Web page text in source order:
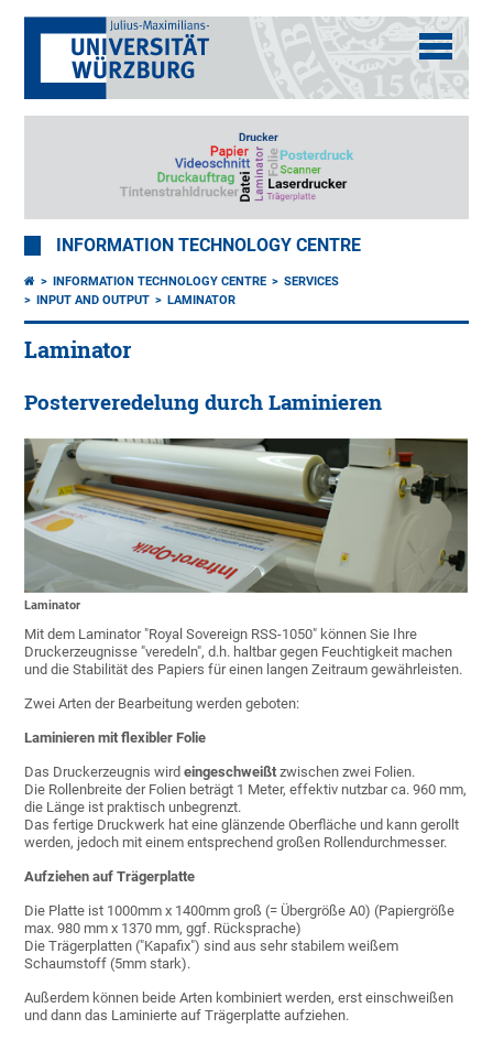
INFORMATION TECHNOLOGY CENTRE
INFORMATION TECHNOLOGY CENTRE
SERVICES
INPUT AND OUTPUT
LAMINATOR
Laminator
Posterveredelung durch Laminieren
Laminator
Mit dem Laminator "Royal Sovereign RSS-1050" können Sie Ihre
Druckerzeugnisse "veredeln", d.h. haltbar gegen Feuchtigkeit machen
und die Stabilität des Papiers für einen langen Zeitraum gewährleisten.
Zwei Arten der Bearbeitung werden geboten:
Laminieren mit flexibler Folie
Das Druckerzeugnis wirdeingeschweißt zwischen zwei Folien.
Die Rollenbreite der Folien beträgt 1 Meter, effektiv nutzbar ca. 960 mm,
die Länge ist praktisch unbegrenzt.
Das fertige Druckwerk hat eine glänzende Oberfläche und kann gerollt
werden, jedoch mit einem entsprechend großen Rollendurchmesser.
Aufziehen auf Trägerplatte
Die Platte ist 1000mm x 1400mm groß (= Übergröße A0) (Papiergröße
max. 980 mm x 1370 mm, ggf. Rücksprache)
Die Trägerplatten ("Kapafix") sind aus sehr stabilem weißem
Schaumstoff (5mm stark).
Außerdem können beide Arten kombiniert werden, erst einschweißen
und dann das Laminierte auf Trägerplatte aufziehen.